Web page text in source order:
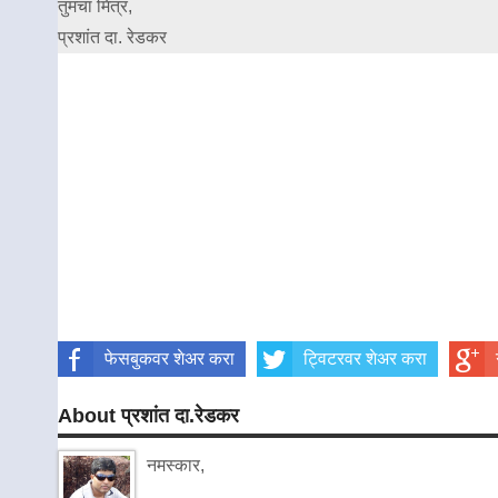
तुमचा मित्र,
प्रशांत दा. रेडकर
फेसबुकवर शेअर करा ट्विटरवर शेअर करा
About प्रशांत दा.रेडकर
नमस्कार,